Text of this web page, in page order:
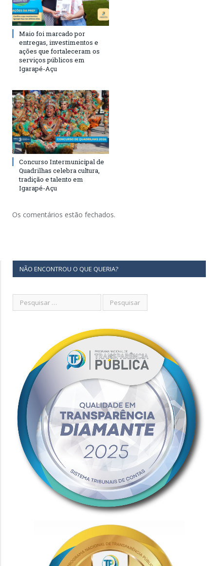
Maio foi marcado por
entregas, investimentos e
ações que fortaleceram os
serviços públicos em
Igarapé-Açu
Concurso Intermunicipal de
Quadrilhas celebra cultura,
tradição e talento em
Igarapé-Açu
Os comentários estão fechados.
NÃO ENCONTROU O QUE QUERIA?